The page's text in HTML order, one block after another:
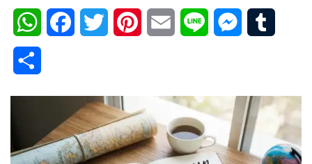
WhatsAppFacebookTwitter PinterestEmail Line Messenger